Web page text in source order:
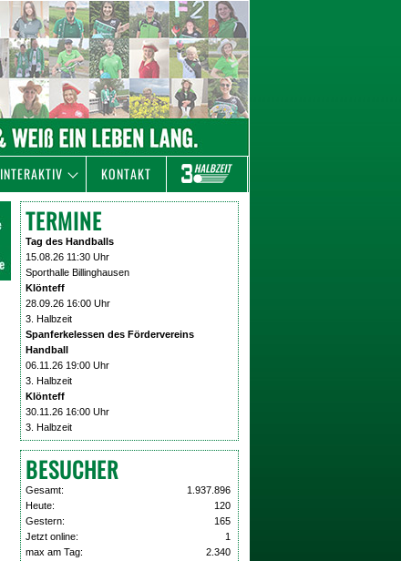
INTERAKTIV KONTAKT
TERMINE
Tag des Handballs
15.08.26 11:30 Uhr
Sporthalle Billinghausen
Klönteff
28.09.26 16:00 Uhr
3. Halbzeit
Spanferkelessen des Fördervereins
Handball
06.11.26 19:00 Uhr
3. Halbzeit
Klönteff
30.11.26 16:00 Uhr
3. Halbzeit
BESUCHER
Gesamt:
1.937.896
Heute:
120
Gestern:
165
Jetzt online:
1
max am Tag:
2.340